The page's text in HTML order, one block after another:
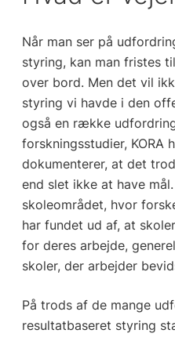
Når man ser på
styring, kan man fristes
over bord. Men det vil
styring vi havde i den
også en række
forskningsstudier, KORA
dokumenterer, at det
end slet ikke at have
skoleområdet, hvor
har fundet ud af, at
for deres arbejde,
skoler, der arbejder
På trods af de mange
resultatbaseret styring